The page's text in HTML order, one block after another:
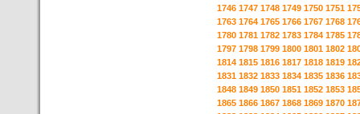
1746 1747 1748 1749 1750 1751
1763 1764 1765 1766 1767 1768
1780 1781 1782 1783 1784 1785
1797 1798 1799 1800 1801 1802
1814 1815 1816 1817 1818 1819
1831 1832 1833 1834 1835 1836
1848 1849 1850 1851 1852 1853
1865 1866 1867 1868 1869 1870